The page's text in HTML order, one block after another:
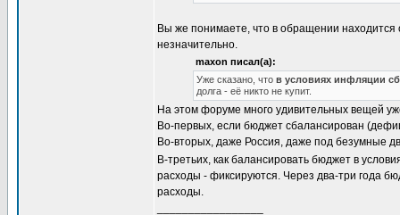
Вы же понимаете, что в обращении находится
незначительно.
maxon писал(а):
Уже сказано, что в условиях инфляции
долга - её никто не купит.
На этом форуме много удивительных вещей
Во-первых, если бюджет сбалансирован
Во-вторых, даже Россия, даже под безумные
В-третьих, как балансировать бюджет в
расходы - фиксируются. Через два-три года
расходы.